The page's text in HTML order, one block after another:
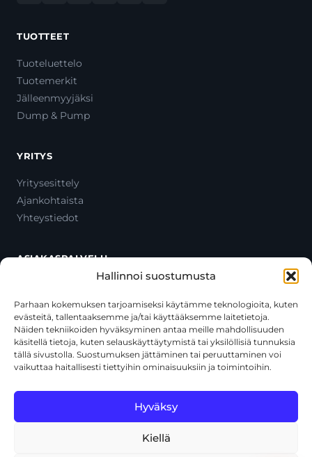
Hallinnoi suostumusta
Parhaan kokemuksen tarjoamiseksi käytämme teknologioita, kuten
evästeitä, tallentaaksemme ja/tai käyttääksemme laitetietoja.
Näiden tekniikoiden hyväksyminen antaa meille mahdollisuuden
käsitellä tietoja, kuten selauskäyttäytymistä tai yksilöllisiä tunnuksia
tällä sivustolla. Suostumuksen jättäminen tai peruuttaminen voi
vaikuttaa haitallisesti tiettyihin ominaisuuksiin ja toimintoihin.
Hyväksy
Kiellä
TUOTTEET
Tuoteluettelo
Tuotemerkit
Jälleenmyyjäksi
Dump & Pump
YRITYS
Yritysesittely
Ajankohtaista
Yhteystiedot
ASIAKASPALVELU
Oma tili
Maksutavat
Toimitustavat
Usein kysytyt kysymykset
+358 44 270 3795
asiakaspalvelu@toolcat.fi